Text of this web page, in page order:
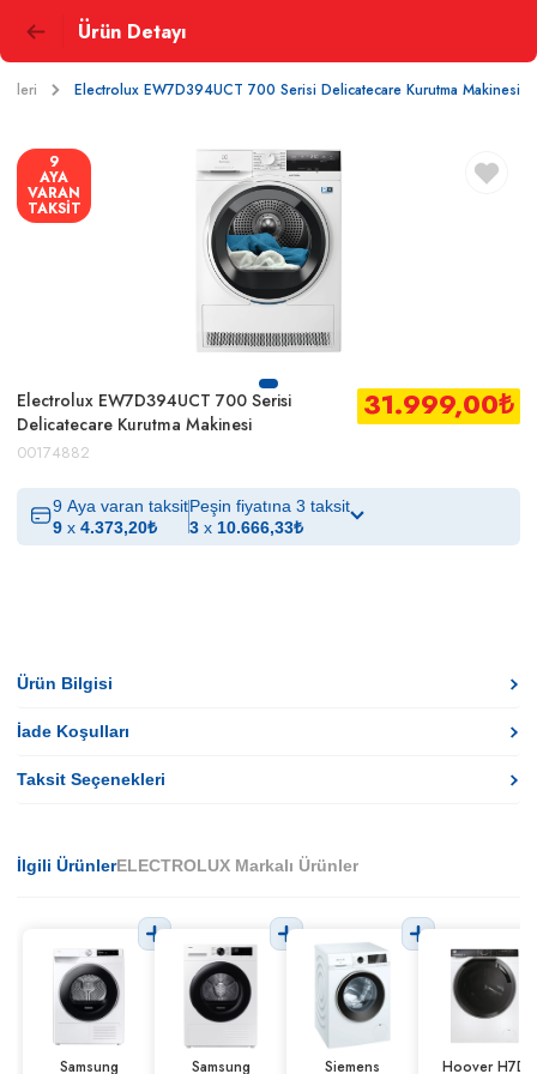
Ürün Detayı
Electrolux EW7D394UCT 700 Serisi Delicatecare Kurutma Makinesi
9
AYA
VARAN
TAKSİT
Electrolux EW7D394UCT 700 Serisi
Delicatecare Kurutma Makinesi
00174882
31.999,00₺
9 Aya varan taksit
9 x 4.373,20₺
Peşin fiyatına 3 taksit
3 x 10.666,33₺
Ürün Bilgisi
İade Koşulları
Taksit Seçenekleri
İlgili ÜrünlerELECTROLUX Markalı Ürünler
Samsung Samsung Siemens Hoover H7D